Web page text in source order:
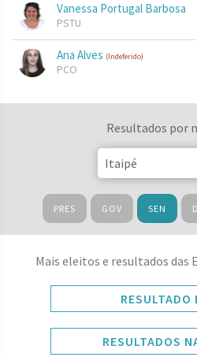
Vanessa Portugal Barbosa
PSTU
Ana Alves (Indeferido)
PCO
Resultados por
PRES GOV SEN
Mais eleitos e resultados das
RESULTADO
RESULTADOS